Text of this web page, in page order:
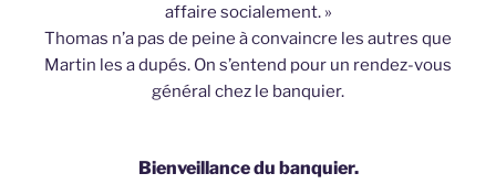
affaire socialement. »
Thomas n’a pas de peine à convaincre les autres que
Martin les a dupés. On s’entend pour un rendez-vous
général chez le banquier.
Bienveillance du banquier.